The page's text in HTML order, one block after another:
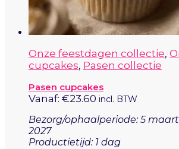
Onze feestdagen collectie,
cupcakes, Pasen collectie
Pasen cupcakes
Vanaf: €23.60 incl. BTW
Bezorg/ophaalperiode: 5
2027
Productietijd: 1 dag